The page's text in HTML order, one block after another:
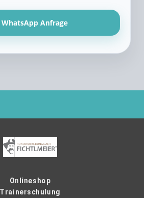
WhatsApp Anfrage
Onlineshop
Trainerschulung